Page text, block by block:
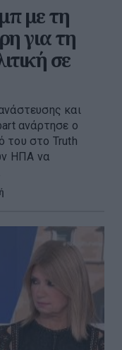
με τη
για τη
σε
και
ανάρτησε ο
του στο Truth
ΗΠΑ να